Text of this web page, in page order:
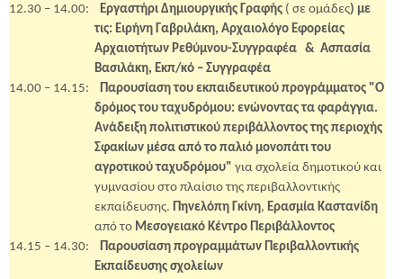
12.30 – 14.00:
Εργαστήρι Δημιουργικής Γραφής ( σε ομάδες) με
τις: Ειρήνη Γαβριλάκη, Αρχαιολόγο Εφορείας
Αρχαιοτήτων Ρεθύμνου-Συγγραφέα & Ασπασία
Βασιλάκη, Εκπ/κό – Συγγραφέα
14.00 – 14.15:
Παρουσίαση του εκπαιδευτικού προγράμματος "Ο
δρόμος του ταχυδρόμου: ενώνοντας τα φαράγγια.
Ανάδειξη πολιτιστικού περιβάλλοντος της περιοχής
Σφακίων μέσα από το παλιό μονοπάτι του
αγροτικού ταχυδρόμου" για σχολεία δημοτικού και
γυμνασίου στο πλαίσιο της περιβαλλοντικής
εκπαίδευσης. Πηνελόπη Γκίνη, Ερασμία Καστανίδη
από το Μεσογειακό Κέντρο Περιβάλλοντος
14.15 – 14.30:
Παρουσίαση προγραμμάτων Περιβαλλοντικής
Εκπαίδευσης σχολείων